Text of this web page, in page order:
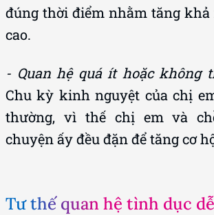
đúng thời điểm nhằm tăng
cao.
- Quan hệ quá ít hoặc không
Chu kỳ kinh nguyệt của chị
thường, vì thế chị em và
chuyện ấy đều đặn để tăng cơ
Tư thế quan hệ tình dục